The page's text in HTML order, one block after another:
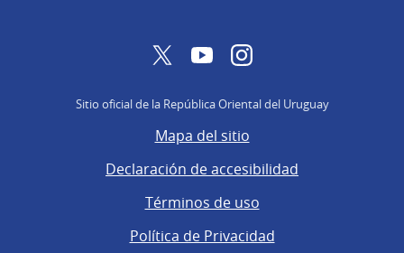
TwitterYouTubeInstagram
Sitio oficial de la República Oriental del Uruguay
Mapa del sitio
Declaración de accesibilidad
Términos de uso
Política de Privacidad